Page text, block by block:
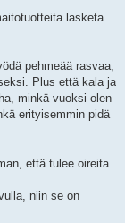
lasketa
pehmeää rasvaa,
Plus että kala ja
minkä vuoksi olen
erityisemmin pidä
että tulee oireita.
niin se on